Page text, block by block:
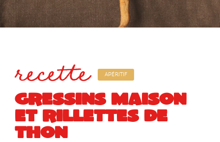
recette APÉRITIF
GRESSINS MAISON
ET RILLETTES DE
THON